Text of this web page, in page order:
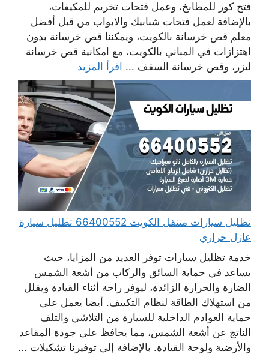
فتح كور للمطابخ، وعمل فتحات تخريم للمكيفات،
بالإضافة لعمل فتحات شبابيك والابواب من قبل أفضل
معلم قص خرسانة بالكويت، ويمكننا قص خرسانة بدون
اهتزازات في المباني بالكويت، مع امكانية قص خرسانة
ليزر، وقص خرسانة السقف ... اقرأ المزيد
تظليل سيارات متنقل الكويت 66400552 تظليل سيارة
عازل حراري
خدمة تظليل سيارات توفر العديد من المزايا، حيث
يساعد في حماية السائق والركاب من أشعة الشمس
الضارة والحرارة الزائدة، ليوفر راحة أثناء القيادة ويقلل
من استهلاك الطاقة لنظام التكييف. أيضا يعمل على
حماية العوادم الداخلية للسيارة من التلاشي والتلف
الناتج عن أشعة الشمس، مما يحافظ على جودة المقاعد
والأرضية ولوحة القيادة. بالإضافة إلى توفيرنا تشكيلات ...